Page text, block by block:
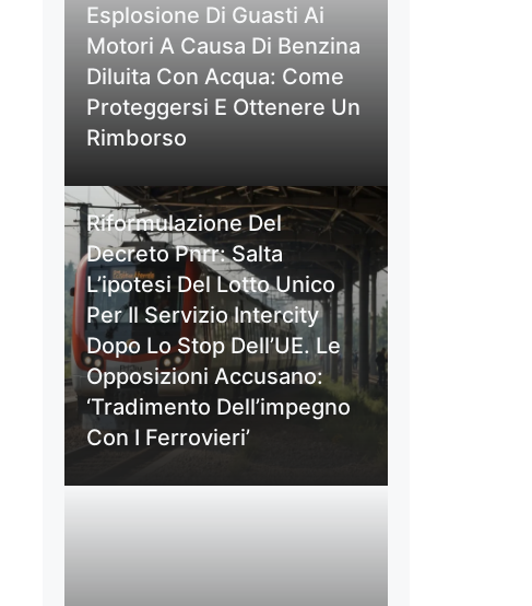
Esplosione Di Guasti Ai
Motori A Causa Di Benzina
Diluita Con Acqua: Come
Proteggersi E Ottenere Un
Rimborso
Riformulazione Del
Decreto Pnrr: Salta
L’ipotesi Del Lotto Unico
Per Il Servizio Intercity
Dopo Lo Stop Dell’UE. Le
Opposizioni Accusano:
‘Tradimento Dell’impegno
Con I Ferrovieri’